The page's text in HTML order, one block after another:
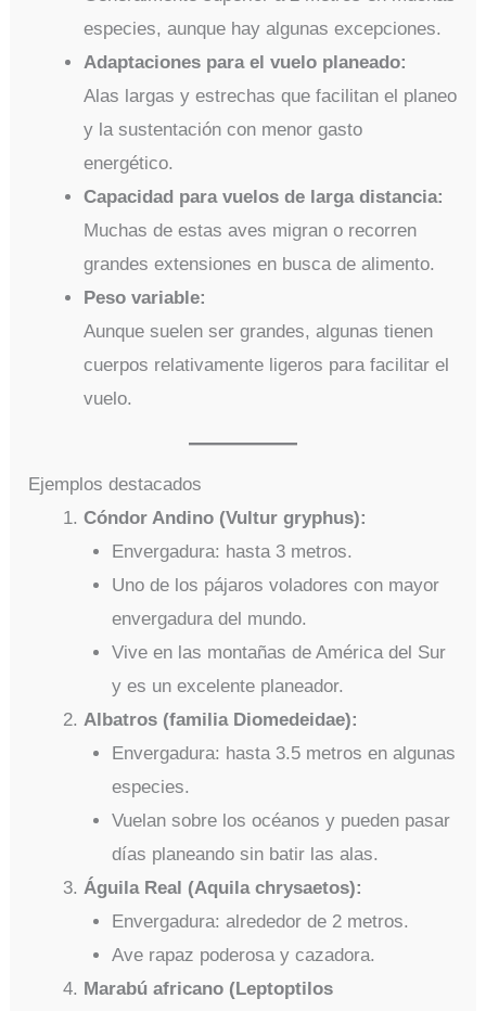
especies, aunque hay algunas excepciones.
Adaptaciones para el vuelo planeado:
Alas largas y estrechas que facilitan el planeo
y la sustentación con menor gasto
energético.
Capacidad para vuelos de larga distancia:
Muchas de estas aves migran o recorren
grandes extensiones en busca de alimento.
Peso variable:
Aunque suelen ser grandes, algunas tienen
cuerpos relativamente ligeros para facilitar el
vuelo.
Ejemplos destacados
Cóndor Andino (Vultur gryphus):
Envergadura: hasta 3 metros.
Uno de los pájaros voladores con mayor
envergadura del mundo.
Vive en las montañas de América del Sur
y es un excelente planeador.
Albatros (familia Diomedeidae):
Envergadura: hasta 3.5 metros en algunas
especies.
Vuelan sobre los océanos y pueden pasar
días planeando sin batir las alas.
Águila Real (Aquila chrysaetos):
Envergadura: alrededor de 2 metros.
Ave rapaz poderosa y cazadora.
Marabú africano (Leptoptilos